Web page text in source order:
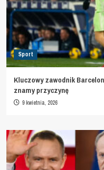
Sport
Kluczowy zawodnik
znamy przyczynę
9 kwietnia, 2026